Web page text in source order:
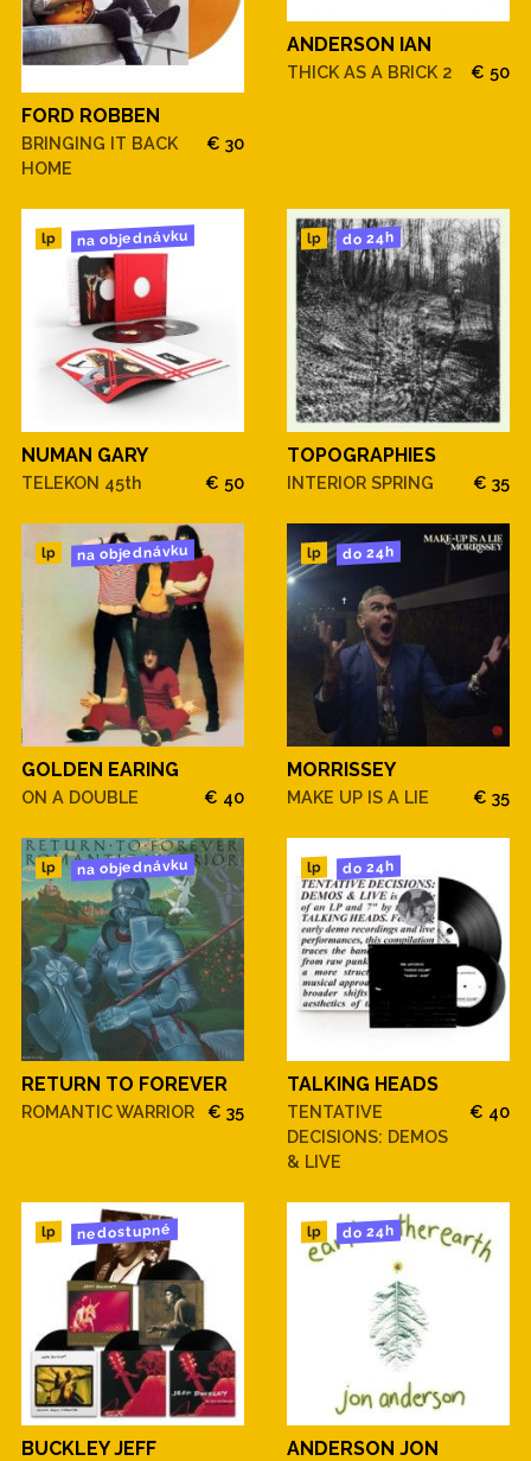
FORD ROBBEN
BRINGING IT BACK
HOME
€ 30
ANDERSON IAN
THICK AS A BRICK 2 € 50
lp na objednávku
NUMAN GARY
TELEKON 45th € 50
lp do 24h
TOPOGRAPHIES
INTERIOR SPRING € 35
lp na objednávku
GOLDEN EARING
ON A DOUBLE € 40
lp do 24h
MORRISSEY
MAKE UP IS A LIE € 35
lp na objednávku
RETURN TO FOREVER
ROMANTIC WARRIOR € 35
lp do 24h
TALKING HEADS
TENTATIVE
DECISIONS: DEMOS
& LIVE
€ 40
lp nedostupné
BUCKLEY JEFF
lp do 24h
ANDERSON JON